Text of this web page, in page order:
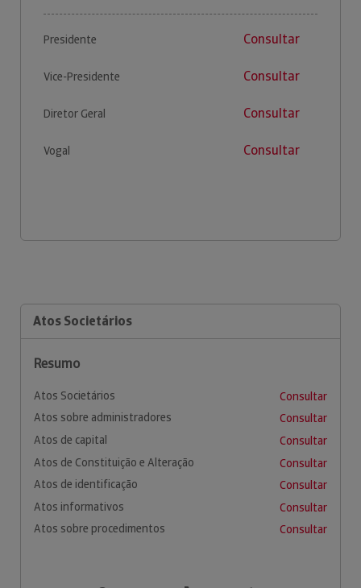
Presidente Consultar
Vice-Presidente Consultar
Diretor Geral Consultar
Vogal Consultar
Atos Societários
Resumo
Atos Societários
Consultar
Atos sobre administradores
Consultar
Atos de capital
Consultar
Atos de Constituição e Alteração
Consultar
Atos de identificação
Consultar
Atos informativos
Consultar
Atos sobre procedimentos
Consultar